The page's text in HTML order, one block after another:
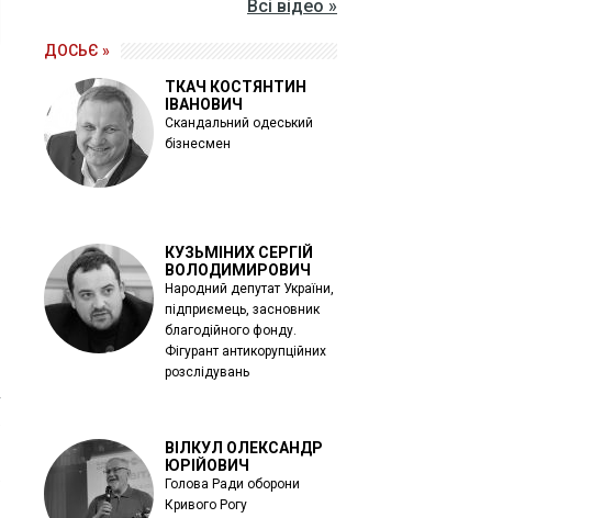
Всі відео »
ДОСЬЄ »
ТКАЧ КОСТЯНТИН
ІВАНОВИЧ
Скандальний одеський
бізнесмен
КУЗЬМІНИХ СЕРГІЙ
ВОЛОДИМИРОВИЧ
Народний депутат України,
підприємець, засновник
благодійного фонду.
Фігурант антикорупційних
розслідувань
ВІЛКУЛ ОЛЕКСАНДР
ЮРІЙОВИЧ
Голова Ради оборони
Кривого Рогу